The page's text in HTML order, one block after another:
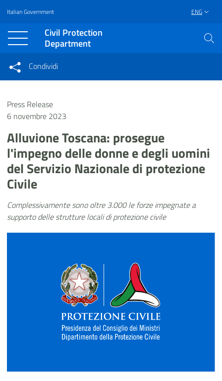
Vai al contenuto principale
Raggiungi il piè di pagina
Italian Government ENG
Civil Protection
Department
Condividi su Facebook
Condividi su LinkedIn
Condividi
Condividi sui social network
Press Release
6 novembre 2023
Alluvione Toscana: prosegue
l'impegno delle donne e degli uomini
del Servizio Nazionale di protezione
Civile
Complessivamente sono oltre 3.000 le forze impegnate a
supporto delle strutture locali di protezione civile